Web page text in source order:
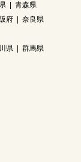
青森県
府
奈良県
県
群馬県